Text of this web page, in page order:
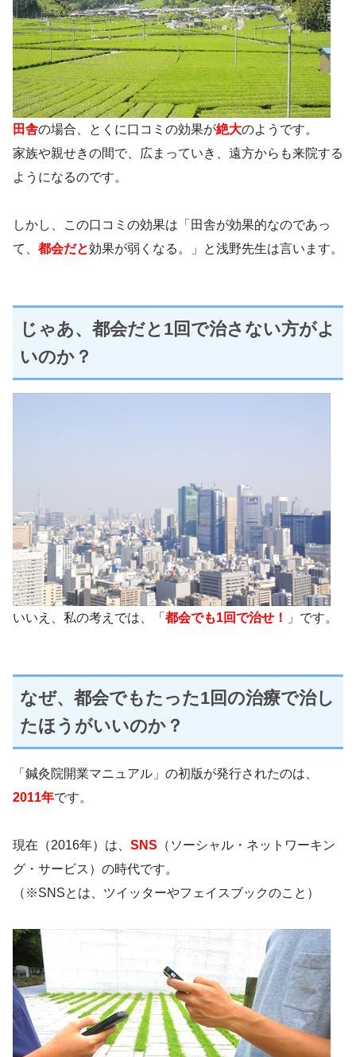
田舎の場合、とくに口コミの効果が絶大のようです。
家族や親せきの間で、広まっていき、遠方からも来院する
ようになるのです。
しかし、この口コミの効果は「田舎が効果的なのであっ
て、 都会だと効果が弱くなる。」と浅野先生は言います。
じゃあ、都会だと1回で治さない方がよ
いのか？
いいえ、私の考えでは、「 都会でも1回で治せ！ 」です。
なぜ、都会でもたった1回の治療で治し
たほうがいいのか？
「鍼灸院開業マニュアル」の初版が発行されたのは、
2011年です。
現在（2016年）は、 SNS （ソーシャル・ネットワーキン
グ・サービス）の時代です。
（※SNSとは、ツイッターやフェイスブックのこと）